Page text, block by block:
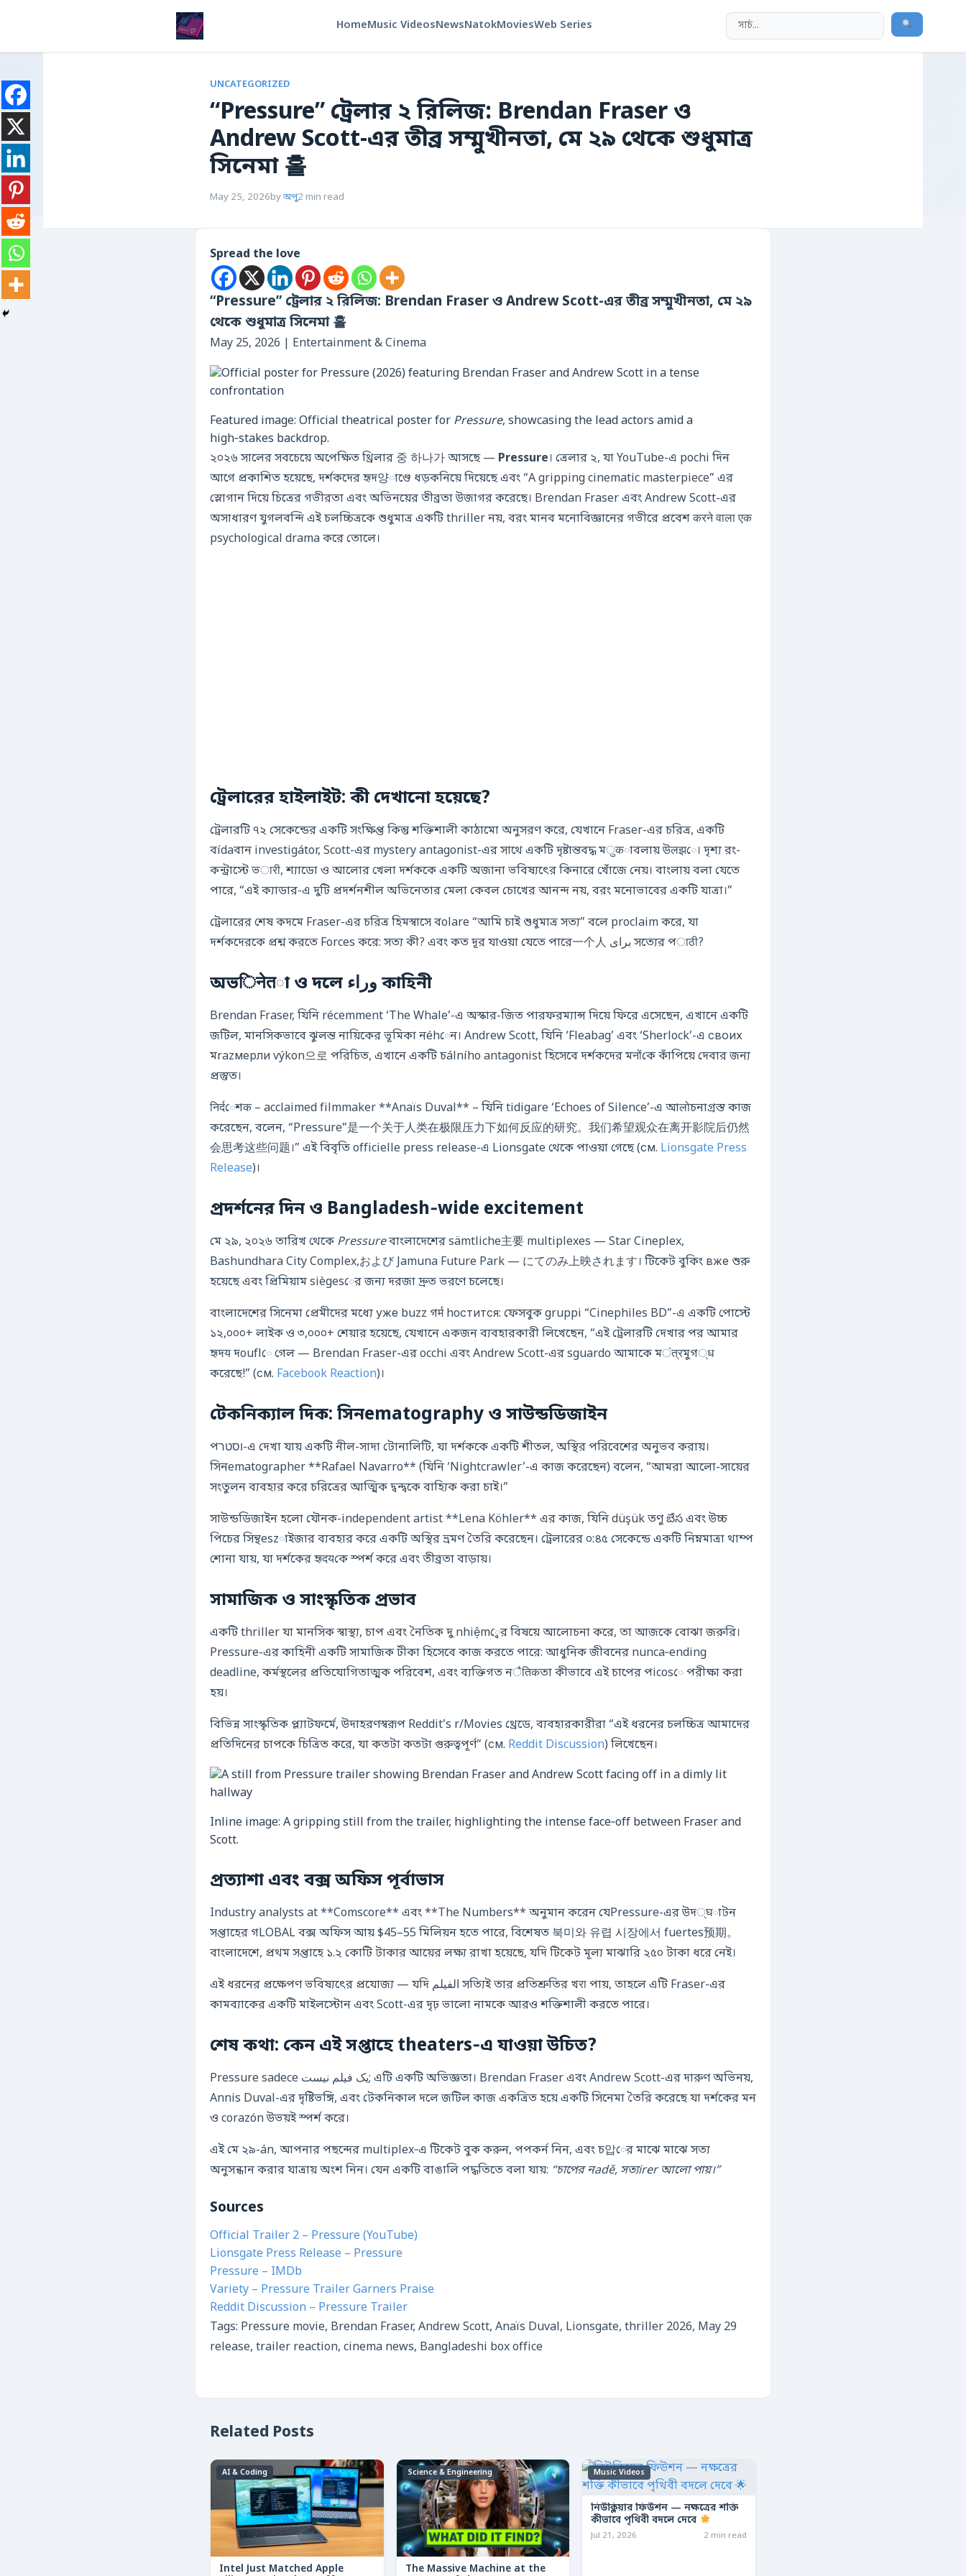
HomeMusic VideosNewsNatokMoviesWeb Series
UNCATEGORIZED
“Pressure” ট্রেলার ২ রিলিজ: Brendan Fraser ও
Andrew Scott-এর তীব্র সম্মুখীনতা, মে ২৯ থেকে শুধুমাত্র
সিনেমা 홀
May 25, 2026byঅপু2 min read
Spread the love
“Pressure” ট্রেলার ২ রিলিজ: Brendan Fraser ও Andrew Scott-এর তীব্র সম্মুখীনতা, মে ২৯
থেকে শুধুমাত্র সিনেমা 홀
May 25, 2026 | Entertainment & Cinema
Featured image: Official theatrical poster for Pressure, showcasing the lead actors amid a
high‑stakes backdrop.
২০২৬ সালের সবচেয়ে অপেক্ষিত থ্রিলার 중 하나가 আসছে — Pressure। ত্রেলার ২, যা YouTube-এ pochi দিন
আগে প্রকাশিত হয়েছে, দর্শকদের হৃদ양াণ্ডে ধড়কনিয়ে দিয়েছে এবং “A gripping cinematic masterpiece” এর
স্লোগান দিয়ে চিত্রের গভীরতা এবং অভিনয়ের তীব্রতা উজাগর করেছে। Brendan Fraser এবং Andrew Scott-এর
অসাধারণ যুগলবন্দি এই চলচ্চিত্রকে শুধুমাত্র একটি thriller নয়, বরং মানব মনোবিজ্ঞানের গভীরে প্রবেশ करने वाला एक
psychological drama করে তোলে।
ট্রেলারের হাইলাইট: কী দেখানো হয়েছে?
ট্রেলারটি ৭২ সেকেন্ডের একটি সংক্ষিপ্ত কিন্তু শক্তিশালী কাঠামো অনুসরণ করে, যেখানে Fraser-এর চরিত্র, একটি
বídaবান investigátor, Scott-এর mystery antagonist-এর সাথে একটি দৃষ্টান্তবদ্ধ মुकাবলায় উलझে। দৃশ্য রং-
কন্ট্রাস্টে ভारी, শ্যাডো ও আলোর খেলা দর্শককে একটি অজানা ভবিষ্যৎের কিনারে খোঁজে নেয়। বাংলায় বলা যেতে
পারে, “এই ক্যাডার-এ দুটি প্রদর্শনশীল অভিনেতার মেলা কেবল চোখের আনন্দ নয়, বরং মনোভাবের একটি যাত্রা।”
ট্রেলারের শেষ কদমে Fraser-এর চরিত্র হিমস্বাসে বolare “আমি চাই শুধুমাত্র সত্য” বলে proclaim করে, যা
দর্শকদেরকে প্রশ্ন করতে Forces করে: সত্য কী? এবং কত দূর যাওয়া যেতে পারে一个人 برای সত্যের পाठी?
অভिनेतা ও দলে وراء কাহিনী
Brendan Fraser, যিনি récemment ‘The Whale’-এ অস্কার-জিত পারফরম্যান্স দিয়ে ফিরে এসেছেন, এখানে একটি
জটিল, মানসিকভাবে ঝুলন্ত নায়িকের ভূমিকা নéhেন। Andrew Scott, যিনি ‘Fleabag’ এবং ‘Sherlock’-এ своих
মrazмерли výkon으로 পরিচিত, এখানে একটি চálního antagonist হিসেবে দর্শকদের মनोंকে কাঁপিয়ে দেবার জন্য
প্রস্তুত।
निर्दেশक – acclaimed filmmaker **Anaïs Duval** – যিনি tidigare ‘Echoes of Silence’-এ আलोচনাগ্রস্ত কাজ
করেছেন, বলেন, “Pressure”是一个关于人类在极限压力下如何反应的研究。我们希望观众在离开影院后仍然
会思考这些问题।” এই বিবৃতি officielle press release-এ Lionsgate থেকে পাওয়া গেছে (см. Lionsgate Press
Release)।
প্রদর্শনের দিন ও Bangladesh‑wide excitement
মে ২৯, ২০২৬ তারিখ থেকে Pressureবাংলাদেশের sämtliche主要 multiplexes — Star Cineplex,
Bashundhara City Complex,および Jamuna Future Park — にてのみ上映されます। টিকেট বুকিং вже শুরু
হয়েছে এবং প্রিমিয়াম siègesের জন্য দরজা দ্রুত ভরণে চলেছে।
বাংলাদেশের সিনেমা প্রেমীদের মধ্যে уже buzz গर्म hoстится: ফেসবুক gruppi “Cinephiles BD”-এ একটি পোস্টে
১২,০০০+ লাইক ও ৩,০০০+ শেয়ার হয়েছে, যেখানে একজন ব্যবহারকারী লিখেছেন, “এই ট্রেলারটি দেখার পর আমার
হৃদय দouflে গেল — Brendan Fraser-এর occhi এবং Andrew Scott-এর sguardo আমাকে মंत्रমুগ्ध
করেছে!” (см. Facebook Reaction)।
টেকনিক্যাল দিক: সিনematography ও সাউন্ডডিজাইন
পוסטר-এ দেখা যায় একটি নীল-সাদা টোনালিটি, যা দর্শককে একটি শীতল, অস্থির পরিবেশের অনুভব করায়।
সিনematographer **Rafael Navarro** (যিনি ‘Nightcrawler’-এ কাজ করেছেন) বলেন, “আমরা আলো-সায়ের
সংতুলন ব্যবহার করে চরিত্রের আত্মিক দ্বন্দ্বকে বাহ্যিক করা চাই।”
সাউন্ডডিজাইন হলো যৌনক-independent artist **Lena Köhler** এর কাজ, যিনি düşük তণু బేస এবং উচ্চ
পিচের সিন্থeszাইজার ব্যবহার করে একটি অস্থির ভ্রমণ তৈরি করেছেন। ট্রেলারের ০:৪৫ সেকেন্ডে একটি নিম্নমাত্রা থাম্প
শোনা যায়, যা দর্শকের হৃदयকে স্পর্শ করে এবং তীব্রতা বাড়ায়।
সামাজিক ও সাংস্কৃতিক প্রভাব
একটি thriller যা মানসিক স্বাস্থ্য, চাপ এবং নৈতিক দু nhiệm্বের বিষয়ে আলোচনা করে, তা আজকে বোঝা জরুরি।
Pressure-এর কাহিনী একটি সামাজিক টীকা হিসেবে কাজ করতে পারে: আধুনিক জীবনের nunca‑ending
deadline, কর্মস্থলের প্রতিযোগিতাত্মক পরিবেশ, এবং ব্যক্তিগত নैतिकতা কীভাবে এই চাপের পicosে পরীক্ষা করা
হয়।
বিভিন্ন সাংস্কৃতিক প্ল্যাটফর্মে, উদাহরণস্বরূপ Reddit’s r/Movies থ্রেডে, ব্যবহারকারীরা “এই ধরনের চলচ্চিত্র আমাদের
প্রতিদিনের চাপকে চিত্রিত করে, যা কতটা কতটা গুরুত্বপূর্ণ” (см. Reddit Discussion) লিখেছেন।
Inline image: A gripping still from the trailer, highlighting the intense face‑off between Fraser and
Scott.
প্রত্যাশা এবং বক্স অফিস পূর্বাভাস
Industry analysts at **Comscore** এবং **The Numbers** অনুমান করেন যেPressure-এর উদ्घাটন
সপ্তাহের গLOBAL বক্স অফিস আয় $45–55 মিলিয়ন হতে পারে, বিশেষত 북미와 유렵 시장에서 fuertes预期。
বাংলাদেশে, প্রথম সপ্তাহে ১.২ কোটি টাকার আয়ের লক্ষ্য রাখা হয়েছে, যদি টিকেট মূল্য মাঝারি ২৫০ টাকা ধরে নেই।
এই ধরনের প্রক্ষেপণ ভবিষ্যৎের প্রযোজ্য — যদি الفيلم সত্যিই তার প্রতিশ্রুতির খरा পায়, তাহলে এটি Fraser-এর
কামব্যাকের একটি মাইলস্টোন এবং Scott-এর দৃঢ় ভালো নামকে আরও শক্তিশালী করতে পারে।
শেষ কথা: কেন এই সপ্তাহে theaters‑এ যাওয়া উচিত?
Pressure sadece یک فیلم نیست; এটি একটি অভিজ্ঞতা। Brendan Fraser এবং Andrew Scott-এর দারুণ অভিনয়,
Annis Duval-এর দৃষ্টিভঙ্গি, এবং টেকনিকাল দলে জটিল কাজ একত্রিত হয়ে একটি সিনেমা তৈরি করেছে যা দর্শকের মন
ও corazón উভয়ই স্পর্শ করে।
এই মে ২৯-án, আপনার পছন্দের multiplex‑এ টিকেট বুক করুন, পপকর্ন নিন, এবং চ압ের মাঝে মাঝে সত্য
অনুসন্ধান করার যাত্রায় অংশ নিন। যেন একটি বাঙালি পদ্ধতিতে বলা যায়: “চাপের নadě, সত্যirer আলো পায়।”
Sources
Official Trailer 2 – Pressure (YouTube)
Lionsgate Press Release – Pressure
Pressure – IMDb
Variety – Pressure Trailer Garners Praise
Reddit Discussion – Pressure Trailer
Tags: Pressure movie, Brendan Fraser, Andrew Scott, Anaïs Duval, Lionsgate, thriller 2026, May 29
release, trailer reaction, cinema news, Bangladeshi box office
Related Posts
AI & Coding
Intel Just Matched Apple
Science & Engineering
The Massive Machine at the
Music Videos
নিউক্লিয়ার ফিউশন — নক্ষত্রের শক্তি
কীভাবে পৃথিবী বদলে দেবে
Jul 21, 2026 2 min read